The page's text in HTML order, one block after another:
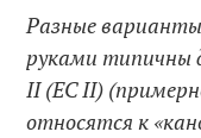
Разные
руками типичны
II (EC II)
относятся к